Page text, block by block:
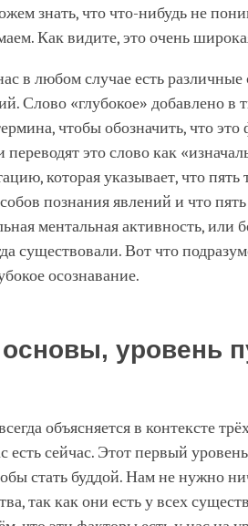
знать, что что-нибудь не
Как видите, это очень
в любом случае есть
Слово «глубокое» добавлено в
чтобы обозначить, что
это слово как
которая указывает, что пять
познания явлений и что
ментальная активность, или
существовали. Вот что
осознавание.
уровень
объясняется в контексте
есть сейчас. Этот первый
стать буддой. Нам не нужно
так как они есть у всех